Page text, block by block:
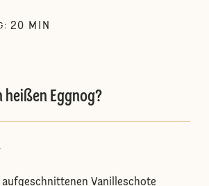
: 20 MIN
heißen Eggnog?
aufgeschnittenen Vanilleschote